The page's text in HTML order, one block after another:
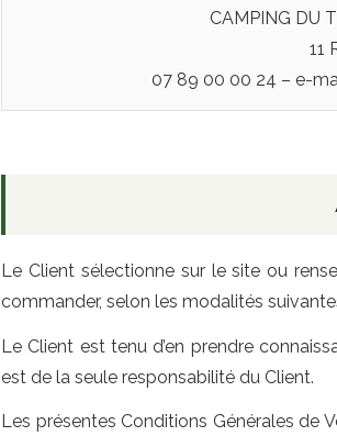
CAMPING DU
11
07 89 00 00 24 – e-
Le Client sélectionne sur le site ou
commander, selon les modalités
Le Client est tenu d’en prendre
est de la seule responsabilité du Client.
Les présentes Conditions Générales de